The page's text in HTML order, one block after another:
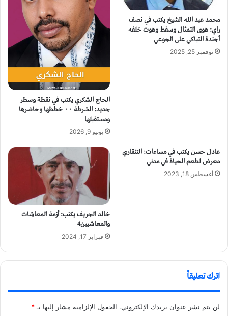
محمد عبد الله الشيخ يكتب في نصف
راي: هوى التمثال وسقط وهوت خلفه
أجندة التباكي على الجوعي
نوفمبر 25, 2025
الحاج الشكري يكتب في نقطة وسطر
جديد: الشرطة ٠٠ خططها وحاضرها
ومستقبلها
يونيو 9, 2026
عادل حسن يكتب في مساءات: التنقاري
معرض لطعم الحياة في مدني
أغسطس 18, 2023
خالد الجريف يكتب: أزمة المعاشات
والمعاشيين4
فبراير 17, 2024
اترك تعليقاً
لن يتم نشر عنوان بريدك الإلكتروني. الحقول الإلزامية مشار إليها بـ *